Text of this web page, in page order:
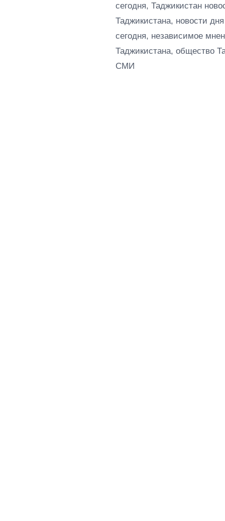
сегодня, Таджикистан
Таджикистана, новости
сегодня, независимое
Таджикистана, общество
СМИ